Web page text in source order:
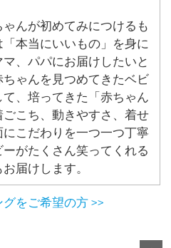
んが初めてみにつけるも
本当にいいもの」を身に
、パパにお届けしたいと
ゃんを見つめてきたベビ
、培ってきた「赤ちゃん
こち、動きやすさ、着せ
こだわりを一つ一つ丁寧
がたくさん笑ってくれる
届けします。
をご希望の方 >>